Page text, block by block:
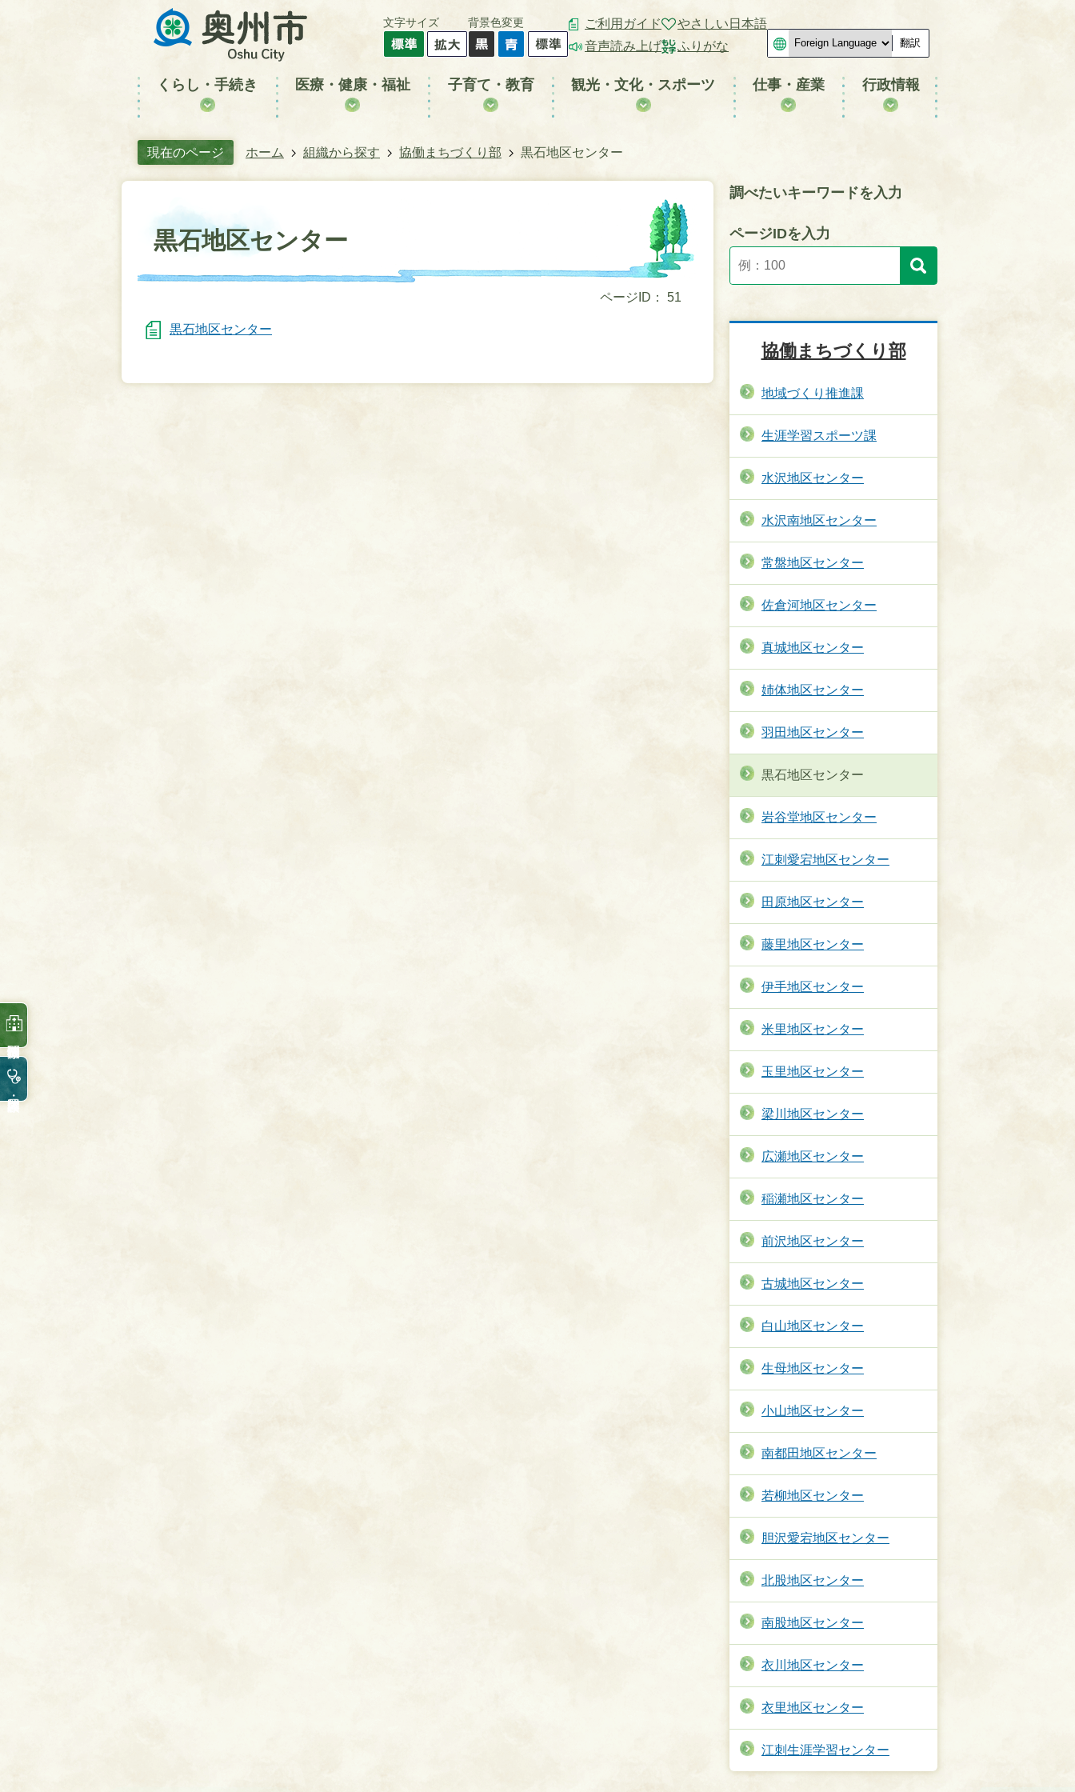
文字サイズ 背景色変更
ご利用ガイド
音声読み上げ
やさしい日本語
ふりがな
翻訳
くらし・手続き 医療・健康・福祉 子育て・教育 観光・文化・スポーツ 仕事・産業 行政情報
現在のページ ホーム 組織から探す 協働まちづくり部 黒石地区センター
黒石地区センター
ページID： 51
黒石地区センター
調べたいキーワードを入力
ページIDを入力
協働まちづくり部
地域づくり推進課
生涯学習スポーツ課
水沢地区センター
水沢南地区センター
常盤地区センター
佐倉河地区センター
真城地区センター
姉体地区センター
羽田地区センター
黒石地区センター
岩谷堂地区センター
江刺愛宕地区センター
田原地区センター
藤里地区センター
伊手地区センター
米里地区センター
玉里地区センター
梁川地区センター
広瀬地区センター
稲瀬地区センター
前沢地区センター
古城地区センター
白山地区センター
生母地区センター
小山地区センター
南都田地区センター
若柳地区センター
胆沢愛宕地区センター
北股地区センター
南股地区センター
衣川地区センター
衣里地区センター
江刺生涯学習センター